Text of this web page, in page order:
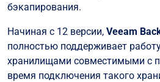
бэкапирования.
Начиная с 12 версии, Veeam
полностью поддерживает
хранилищами совместимыми с
время подключения такого